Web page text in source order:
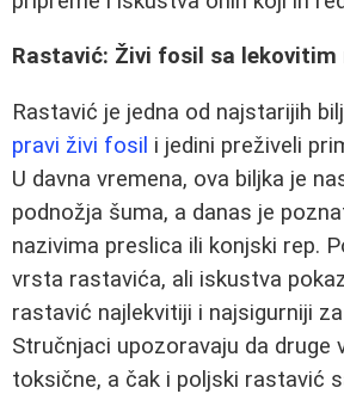
Rastavić: Živi fosil sa lekovitim
Rastavić je jedna od najstarijih
pravi živi fosil i jedini preživeli
U davna vremena, ova biljka je
podnožja šuma, a danas je
nazivima preslica ili konjski rep.
vrsta rastavića, ali iskustva
rastavić najlekvitiji i najsigurniji
Stručnjaci upozoravaju da druge
toksične, a čak i poljski rastavić